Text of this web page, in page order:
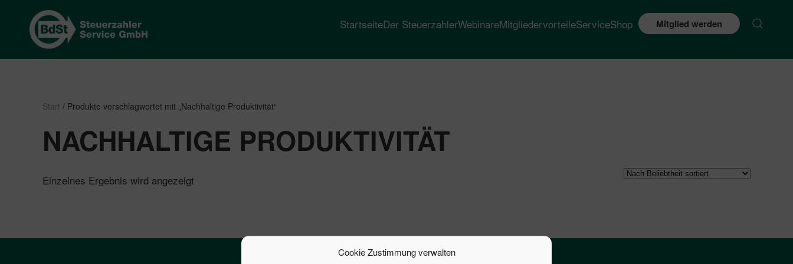
Cookie Zustimmung verwalten
StartseiteDer SteuerzahlerWebinareMitgliedervorteileServiceShop Mitglied werden
Start / Produkte verschlagwortet mit „Nachhaltige Produktivität“
NACHHALTIGE PRODUKTIVITÄT
Einzelnes Ergebnis wird angezeigt